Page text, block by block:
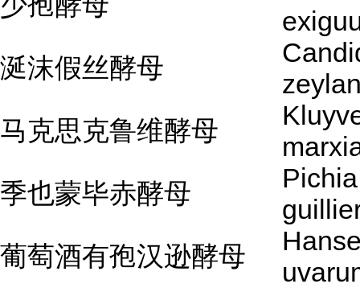
涎沫假丝酵母
马克思克鲁维酵母
季也蒙毕赤酵母
Pichia
葡萄酒有孢汉逊酵母